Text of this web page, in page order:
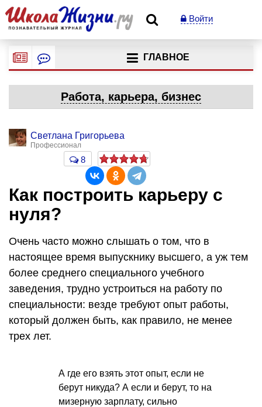
Войти
ГЛАВНОЕ
Работа, карьера, бизнес
Светлана Григорьева
Профессионал
8
Как построить карьеру с
нуля?
Очень часто можно слышать о том, что в
настоящее время выпускнику высшего, а уж тем
более среднего специального учебного
заведения, трудно устроиться на работу по
специальности: везде требуют опыт работы,
который должен быть, как правило, не менее
трех лет.
А где его взять этот опыт, если не
берут никуда? А если и берут, то на
мизерную зарплату, сильно